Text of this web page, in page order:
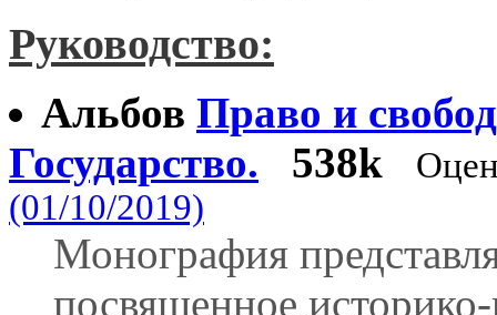
Руководство:
Альбов Право и
Государство.
538k
(01/10/2019)
Монография
посвященное